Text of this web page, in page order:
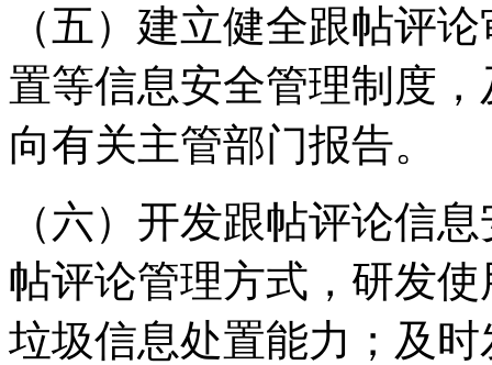
（五）建立健全跟帖评
置等信息安全管理制度
向有关主管部门报告。
（六）开发跟帖评论信
帖评论管理方式，研发
垃圾信息处置能力；及